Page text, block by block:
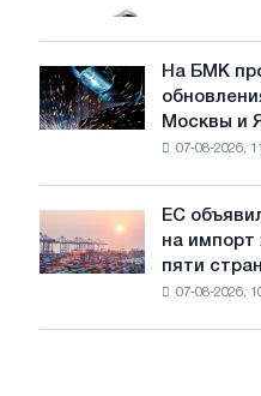
целей
обезуглероживания
грузовиков
в
июле
На
БМК
произвели
трамвайных
путей
Ярославля
На БМК
Москвы и
07-08-2026,
объявил
окончательные
ЕС
на импорт
пяти стран
07-08-2026,